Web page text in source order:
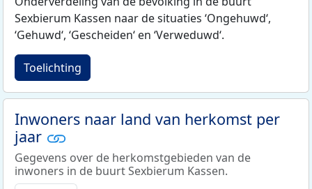
Sexbierum Kassen naar de situaties ‘Ongehuwd‘,
‘Gehuwd‘, ‘Gescheiden‘ en ‘Verweduwd‘.
Toelichting
Inwoners naar land van herkomst per
jaar
Gegevens over de herkomstgebieden van de
inwoners in de buurt Sexbierum Kassen.